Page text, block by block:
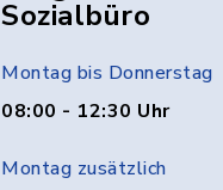
Sozialbüro
Montag bis Donnerstag
08:00 - 12:30 Uhr
Montag zusätzlich